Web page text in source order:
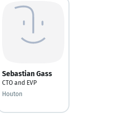
Sebastian Gass
CTO and EVP
Houton